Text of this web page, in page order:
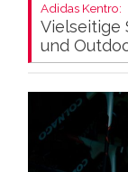
Adidas Kentro:
Vielseitige
und